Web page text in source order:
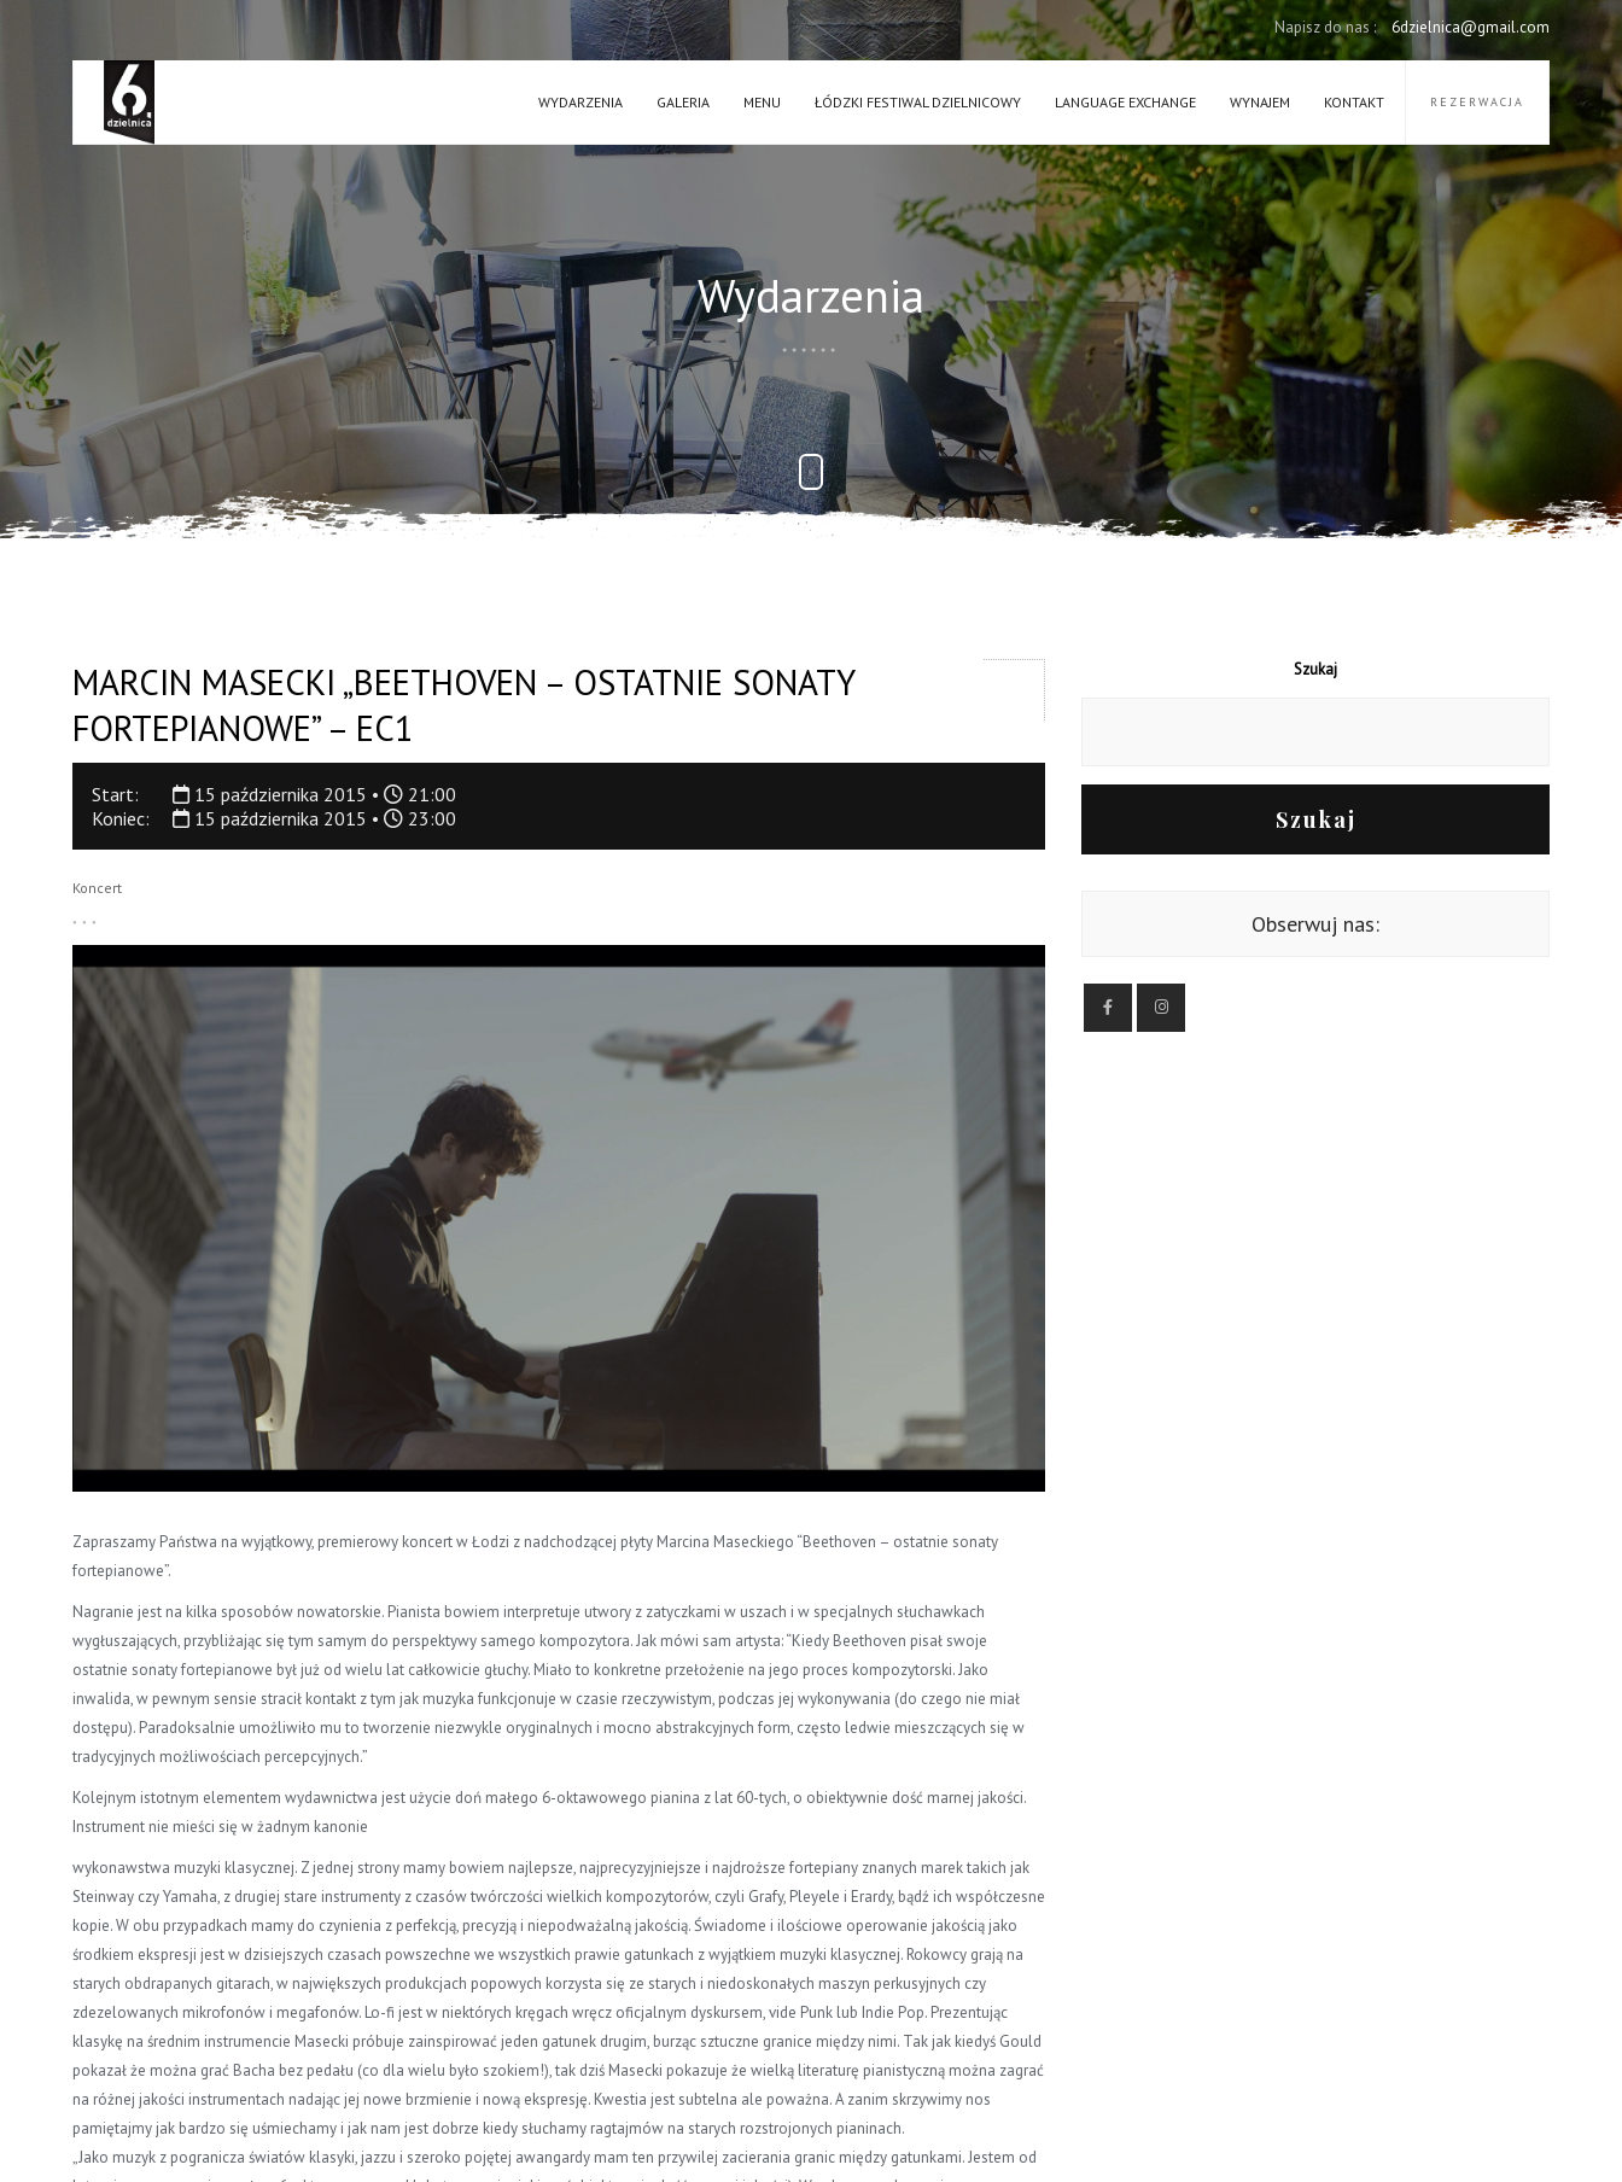
Napisz do nas : 6dzielnica@gmail.com
REZERWACJA
WYDARZENIA GALERIA MENU ŁÓDZKI FESTIWAL DZIELNICOWY LANGUAGE EXCHANGE WYNAJEM KONTAKT
Wydarzenia
MARCIN MASECKI „BEETHOVEN – OSTATNIE SONATY
FORTEPIANOWE” – EC1
Start: 15 października 2015 •
21:00
Koniec:
15 października 2015 • 23:00
Koncert
Zapraszamy Państwa na wyjątkowy, premierowy koncert w Łodzi z nadchodzącej płyty Marcina Maseckiego “Beethoven – ostatnie sonaty
fortepianowe”.
Nagranie jest na kilka sposobów nowatorskie. Pianista bowiem interpretuje utwory z zatyczkami w uszach i w specjalnych słuchawkach
wygłuszających, przybliżając się tym samym do perspektywy samego kompozytora. Jak mówi sam artysta:“Kiedy Beethoven pisałswoje
ostatnie sonaty fortepianowe był już od wielu lat całkowicie głuchy. Miało to konkretne przełożenie na jego proces kompozytorski. Jako
inwalida, w pewnym sensie stracił kontakt z tym jak muzyka funkcjonuje w czasie rzeczywistym, podczas jej wykonywania (do czego nie miał
dostępu). Paradoksalnie umożliwiło mu to tworzenie niezwykle oryginalnych i mocno abstrakcyjnych form, często ledwie mieszczących się w
tradycyjnych możliwościach percepcyjnych.”
Kolejnym istotnym elementem wydawnictwa jest użycie doń małego 6-oktawowego pianina z lat 60-tych, o obiektywnie dość marnej jakości.
Instrument nie mieści się w żadnym kanonie
wykonawstwa muzyki klasycznej. Z jednej strony mamy bowiem najlepsze, najprecyzyjniejsze i najdroższe fortepiany znanych marek takich jak
Steinway czy Yamaha, z drugiej stare instrumenty z czasów twórczości wielkich kompozytorów, czyli Grafy, Pleyele i Erardy, bądź ich współczesne
kopie. W obu przypadkach mamy do czynienia z perfekcją, precyzją i niepodważalną jakością. Świadome i ilościowe operowanie jakością jako
środkiem ekspresji jest w dzisiejszych czasach powszechne we wszystkich prawie gatunkach z wyjątkiem muzyki klasycznej. Rokowcy grają na
starych obdrapanych gitarach, w największych produkcjach popowych korzysta się ze starych i niedoskonałych maszyn perkusyjnych czy
zdezelowanych mikrofonów i megafonów. Lo-fi jest w niektórych kręgach wręcz oficjalnym dyskursem, vide Punk lub Indie Pop. Prezentując
klasykę na średnim instrumencie Masecki próbuje zainspirować jeden gatunek drugim, burząc sztuczne granice między nimi. Tak jak kiedyś Gould
pokazał że można grać Bacha bez pedału (co dla wielu było szokiem!), tak dziś Masecki pokazuje że wielką literaturę pianistyczną można zagrać
na różnej jakości instrumentach nadając jej nowe brzmienie i nową ekspresję. Kwestia jest subtelna ale poważna. A zanim skrzywimy nos
pamiętajmy jak bardzo się uśmiechamy i jak nam jest dobrze kiedy słuchamy ragtajmów na starych rozstrojonych pianinach.
„Jako muzyk z pogranicza światów klasyki, jazzu i szeroko pojętej awangardy mam ten przywilej zacierania granic między gatunkami. Jestem od
Szukaj
Szukaj
Obserwuj nas: